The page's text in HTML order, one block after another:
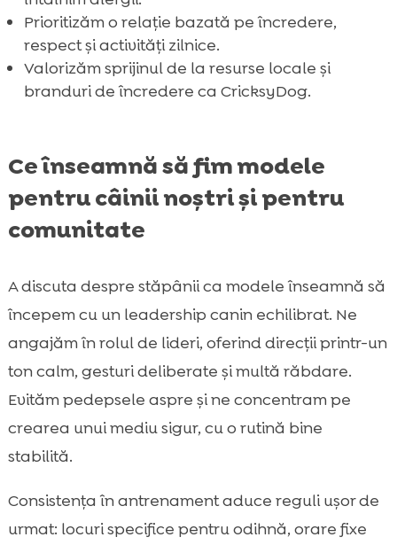
Prioritizăm o relație bazată pe încredere,
respect și activități zilnice.
Valorizăm sprijinul de la resurse locale și
branduri de încredere ca CricksyDog.
Ce înseamnă să fim modele
pentru câinii noștri și pentru
comunitate
A discuta despre stăpânii ca modele înseamnă să
începem cu un leadership canin echilibrat. Ne
angajăm în rolul de lideri, oferind direcții printr-un
ton calm, gesturi deliberate și multă răbdare.
Evităm pedepsele aspre și ne concentram pe
crearea unui mediu sigur, cu o rutină bine
stabilită.
Consistența în antrenament aduce reguli ușor de
urmat: locuri specifice pentru odihnă, orare fixe